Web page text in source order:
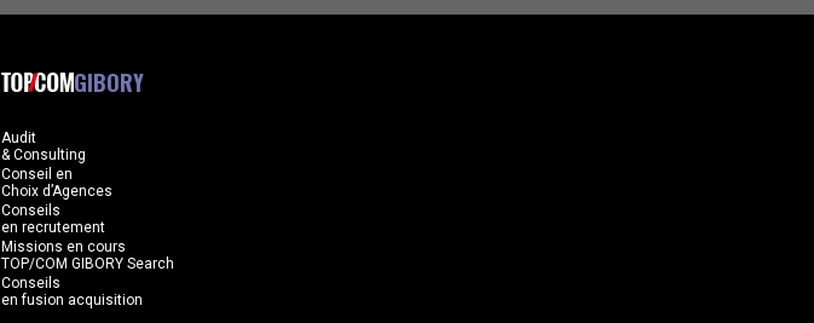
GIBORY
Audit
& Consulting
Conseil en
Choix d’Agences
Conseils
en recrutement
Missions en cours
TOP/COM GIBORY Search
Conseils
en fusion acquisition